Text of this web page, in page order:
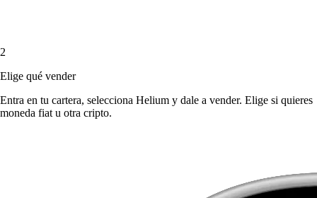
2
Elige qué vender
Entra en tu cartera, selecciona Helium y dale a vender. Elige si quieres
moneda fiat u otra cripto.